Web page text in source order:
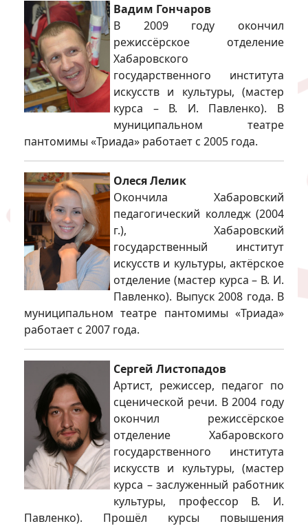
Вадим Гончаров
В 2009 году окончил
режиссёрское отделение
Хабаровского
государственного института
искусств и культуры, (мастер
курса – В. И. Павленко). В
муниципальном театре
пантомимы «Триада» работает с 2005 года.
Олеся Лелик
Окончила Хабаровский
педагогический колледж (2004
г.), Хабаровский
государственный институт
искусств и культуры, актёрское
отделение (мастер курса – В. И.
Павленко). Выпуск 2008 года. В
муниципальном театре пантомимы «Триада»
работает с 2007 года.
Сергей Листопадов
Артист, режиссер, педагог по
сценической речи. В 2004 году
окончил режиссёрское
отделение Хабаровского
государственного института
искусств и культуры, (мастер
курса – заслуженный работник
культуры, профессор В. И.
Павленко). Прошёл курсы повышения